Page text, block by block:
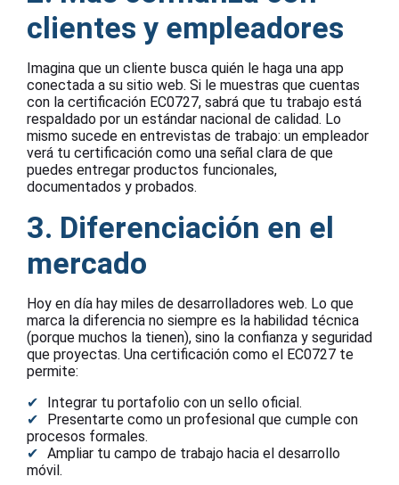
clientes y empleadores
Imagina que un cliente busca quién le haga una app
conectada a su sitio web. Si le muestras que cuentas
con la certificación EC0727, sabrá que tu trabajo está
respaldado por un estándar nacional de calidad. Lo
mismo sucede en entrevistas de trabajo: un empleador
verá tu certificación como una señal clara de que
puedes entregar productos funcionales,
documentados y probados.
3. Diferenciación en el
mercado
Hoy en día hay miles de desarrolladores web. Lo que
marca la diferencia no siempre es la habilidad técnica
(porque muchos la tienen), sino la confianza y seguridad
que proyectas. Una certificación como el EC0727 te
permite:
Integrar tu portafolio con un sello oficial.
Presentarte como un profesional que cumple con
procesos formales.
Ampliar tu campo de trabajo hacia el desarrollo
móvil.